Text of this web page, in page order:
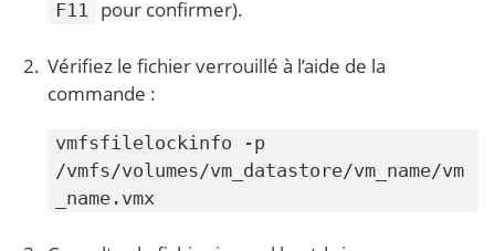
F11 pour confirmer).
Vérifiez le fichier verrouillé à l’aide de la
commande :
vmfsfilelockinfo -p
/vmfs/volumes/vm_datastore/vm_name/vm
_name.vmx